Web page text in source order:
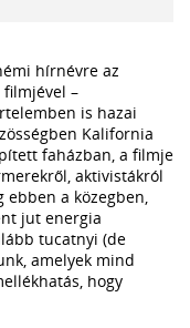
hírnévre az
–
is hazai
Kalifornia
faházban, a filmje
aktivistákról
ebben a közegben,
jut energia
tucatnyi (de
amelyek mind
hogy